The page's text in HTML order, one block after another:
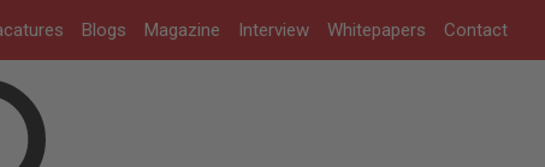
Blogs Magazine Interview Whitepapers Contact